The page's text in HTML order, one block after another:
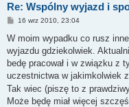
Re: Wspólny wyjazd i
P
s
16 wrz 2010, 23:04
W moim wypadku co rusz
wyjazdu gdziekolwiek.
bedę pracował i w związku z
uczestnictwa w jakimkolwiek
Tak wiec (piszę to z
Może będę miał więcej